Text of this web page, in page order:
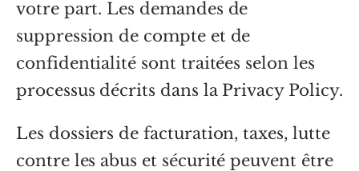
votre part. Les demandes de
suppression de compte et de
confidentialité sont traitées selon les
processus décrits dans la Privacy Policy.
Les dossiers de facturation, taxes, lutte
contre les abus et sécurité peuvent être